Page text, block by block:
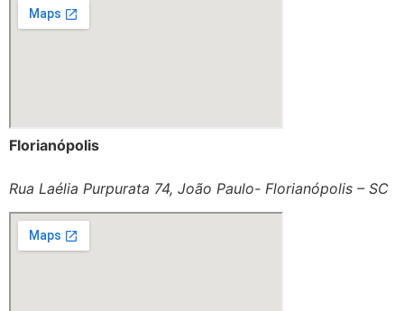
Florianópolis
Rua Laélia Purpurata 74, João Paulo- Florianópolis – SC